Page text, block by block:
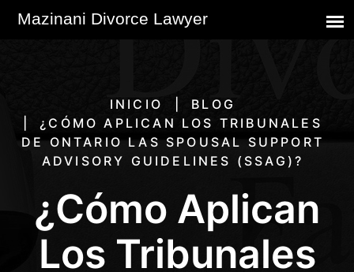
INICIO
BLOG
¿CÓMO APLICAN LOS TRIBUNALES
DE ONTARIO LAS SPOUSAL SUPPORT
ADVISORY GUIDELINES (SSAG)?
¿Cómo Aplican
Los Tribunales